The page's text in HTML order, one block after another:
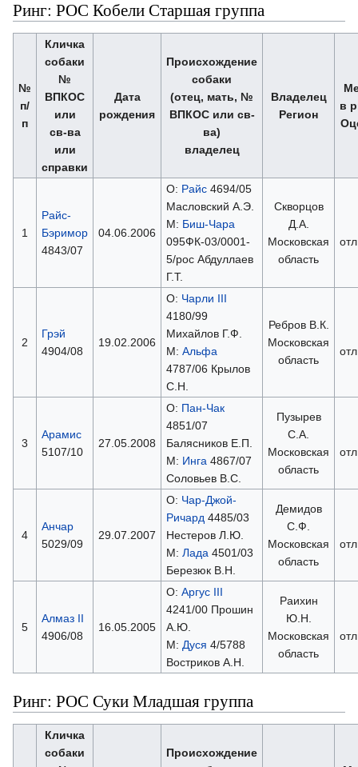
Ринг: РОС Кобели Старшая группа
№
п/
п
Кличка
собаки
№
ВПКОС
или
св-ва
или
справки
Дата
рождения
Происхождение
собаки
(отец, мать, №
ВПКОС или св-
ва)
владелец
Владелец
Регион
в
1
Райс-
Бэримор
4843/07
04.06.2006
О: Райс4694/05
Масловский А.Э.
М: Биш-Чара
095ФК-03/0001-
5/рос Абдуллаев
Г.Т.
Скворцов
Д.А.
Московская
область
2
Грэй
4904/08
19.02.2006
О: Чарли III
4180/99
Михайлов Г.Ф.
М: Альфа
4787/06 Крылов
С.Н.
Ребров В.К.
Московская
область
3
Арамис
5107/10
27.05.2008
О: Пан-Чак
4851/07
Балясников Е.П.
М: Инга4867/07
Соловьев В.С.
Пузырев
С.А.
Московская
область
4
Анчар
5029/09
29.07.2007
О: Чар-Джой-
Ричард4485/03
Нестеров Л.Ю.
М: Лада4501/03
Березюк В.Н.
Демидов
С.Ф.
Московская
область
5
Алмаз II
4906/08
16.05.2005
О: Аргус III
4241/00 Прошин
А.Ю.
М: Дуся 4/5788
Востриков А.Н.
Раихин
Ю.Н.
Московская
область
Ринг: РОС Суки Младшая группа
Кличка
собаки
Происхождение